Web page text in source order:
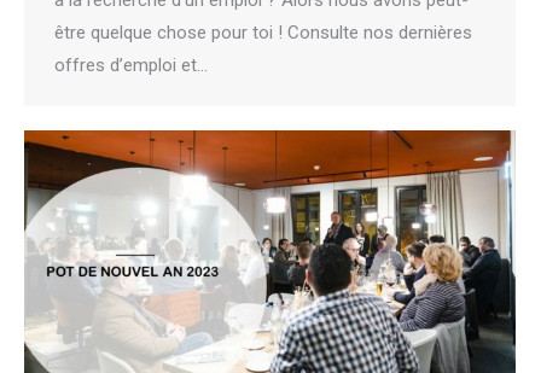
être quelque chose pour toi ! Consulte nos dernières
offres d’emploi et…